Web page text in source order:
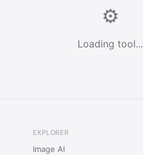
⚙️
Loading tool...
EXPLORER
Image AI